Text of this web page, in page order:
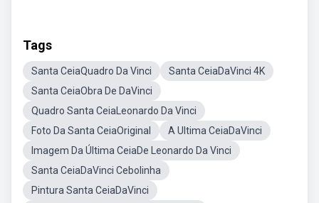
Tags
Santa CeiaQuadro Da Vinci
Santa CeiaDaVinci 4K
Santa CeiaObra De DaVinci
Quadro Santa CeiaLeonardo Da Vinci
Foto Da Santa CeiaOriginal
A Ultima CeiaDaVinci
Imagem Da Última CeiaDe Leonardo Da Vinci
Santa CeiaDaVinci Cebolinha
Pintura Santa CeiaDaVinci